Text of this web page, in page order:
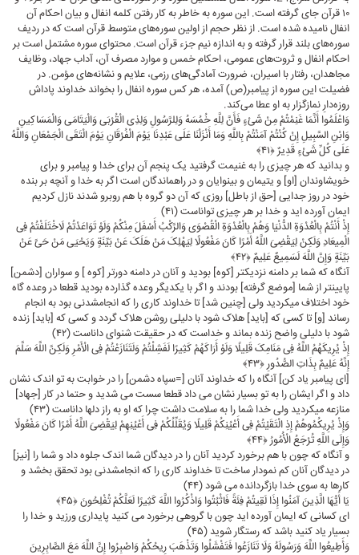
۱۰ قرآن جای گرفته است. این سوره به خاطر به کار رفتن کلمه انفال و بیان احکام آن
انفال نامیده شده است. از نظر حجم از اولین سوره‌های متوسط قرآن است که در ردیف
سوره‌های بلند قرار گرفته و به اندازه نیم جزء قرآن است. محتوای سوره مشتمل است بر
احکام انفال و ثروت‌های عمومی، احکام خمس و موارد مصرف آن، آداب جهاد، وظایف
مجاهدان، رفتار با اسیران، ضرورت آمادگی‌های رزمی، علایم و نشانه‌های مؤمن. در
فضیلت این سوره از پیامبر(ص) آمده، هر کس سوره انفال را بخواند خداوند پاداش
روزه‌دارِ نمازگزار به او عطا مى‌کند.
وَاعْلَمُوا أَنَّمَا غَنِمْتُمْ مِنْ شَیْءٍ فَأَنَّ لِلَّهِ خُمُسَهُ وَلِلرَّسُولِ وَلِذِی الْقُرْبَى وَالْیَتَامَى وَالْمَسَاکِینِ
وَابْنِ السَّبِیلِ إِنْ کُنْتُمْ آمَنْتُمْ بِاللَّهِ وَمَا أَنْزَلْنَا عَلَى عَبْدِنَا یَوْمَ الْفُرْقَانِ یَوْمَ الْتَقَى الْجَمْعَانِ وَاللَّهُ
عَلَى کُلِّ شَیْءٍ قَدِیرٌ ﴿۴۱﴾
و بدانید که هر چیزى را به غنیمت گرفتید یک پنجم آن براى خدا و پیامبر و براى
خویشاوندان [او] و یتیمان و بینوایان و در راه‏ماندگان است اگر به خدا و آنچه بر بنده
خود در روز جدایى [حق از باطل] روزى که آن دو گروه با هم روبرو شدند نازل کردیم
ایمان آورده‏ اید و خدا بر هر چیزى تواناست (۴۱)
إِذْ أَنْتُمْ بِالْعُدْوَةِ الدُّنْیَا وَهُمْ بِالْعُدْوَةِ الْقُصْوَى وَالرَّکْبُ أَسْفَلَ مِنْکُمْ وَلَوْ تَوَاعَدْتُمْ لَاخْتَلَفْتُمْ فِی
الْمِیعَادِ وَلَکِنْ لِیَقْضِیَ اللَّهُ أَمْرًا کَانَ مَفْعُولًا لِیَهْلِکَ مَنْ هَلَکَ عَنْ بَیِّنَةٍ وَیَحْیَى مَنْ حَیَّ عَنْ
بَیِّنَةٍ وَإِنَّ اللَّهَ لَسَمِیعٌ عَلِیمٌ ﴿۴۲﴾
آنگاه که شما بر دامنه نزدیکتر [کوه] بودید و آنان در دامنه دورتر [کوه ] و سواران [دشمن]
پایین‏تر از شما [موضع گرفته] بودند و اگر با یکدیگر وعده گذارده بودید قطعا در وعده‏ گاه
خود اختلاف میکردید ولى [چنین شد] تا خداوند کارى را که انجام‏شدنى بود به انجام
رساند [و] تا کسى که [باید] هلاک شود با دلیلى روشن هلاک گردد و کسى که [باید] زنده
شود با دلیلى واضح زنده بماند و خداست که در حقیقت‏ شنواى داناست (۴۲)
إِذْ یُرِیکَهُمُ اللَّهُ فِی مَنَامِکَ قَلِیلًا وَلَوْ أَرَاکَهُمْ کَثِیرًا لَفَشِلْتُمْ وَلَتَنَازَعْتُمْ فِی الْأَمْرِ وَلَکِنَّ اللَّهَ سَلَّمَ
إِنَّهُ عَلِیمٌ بِذَاتِ الصُّدُورِ ﴿۴۳﴾
[اى پیامبر یاد کن] آنگاه را که خداوند آنان [=سپاه دشمن] را در خوابت به تو اندک نشان
داد و اگر ایشان را به تو بسیار نشان مى‏ داد قطعا سست مى ‏شدید و حتما در کار [جهاد]
منازعه میکردید ولى خدا شما را به سلامت داشت چرا که او به راز دلها داناست (۴۳)
وَإِذْ یُرِیکُمُوهُمْ إِذِ الْتَقَیْتُمْ فِی أَعْیُنِکُمْ قَلِیلًا وَیُقَلِّلُکُمْ فِی أَعْیُنِهِمْ لِیَقْضِیَ اللَّهُ أَمْرًا کَانَ مَفْعُولًا
وَإِلَى اللَّهِ تُرْجَعُ الْأُمُورُ ﴿۴۴﴾
و آنگاه که چون با هم برخورد کردید آنان را در دیدگان شما اندک جلوه داد و شما را [نیز]
در دیدگان آنان کم نمودار ساخت تا خداوند کارى را که انجام‏شدنى بود تحقق بخشد و
کارها به سوى خدا بازگردانده مى ‏شود (۴۴)
یَا أَیُّهَا الَّذِینَ آمَنُوا إِذَا لَقِیتُمْ فِئَةً فَاثْبُتُوا وَاذْکُرُوا اللَّهَ کَثِیرًا لَعَلَّکُمْ تُفْلِحُونَ ﴿۴۵﴾
اى کسانى که ایمان آورده‏ اید چون با گروهى برخورد مى ‏کنید پایدارى ورزید و خدا را
بسیار یاد کنید باشد که رستگار شوید (۴۵)
وَأَطِیعُوا اللَّهَ وَرَسُولَهُ وَلَا تَنَازَعُوا فَتَفْشَلُوا وَتَذْهَبَ رِیحُکُمْ وَاصْبِرُوا إِنَّ اللَّهَ مَعَ الصَّابِرِینَ